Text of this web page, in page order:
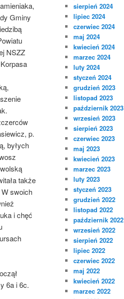
Gminy
NSZZ
p.
byłych
także
swoich
i chęć
6a i 6c.
sierpień 2024
lipiec 2024
czerwiec 2024
maj 2024
kwiecień 2024
marzec 2024
luty 2024
styczeń 2024
grudzień 2023
listopad 2023
październik 2023
wrzesień 2023
sierpień 2023
czerwiec 2023
maj 2023
kwiecień 2023
marzec 2023
luty 2023
styczeń 2023
grudzień 2022
listopad 2022
październik 2022
wrzesień 2022
sierpień 2022
lipiec 2022
czerwiec 2022
maj 2022
kwiecień 2022
marzec 2022